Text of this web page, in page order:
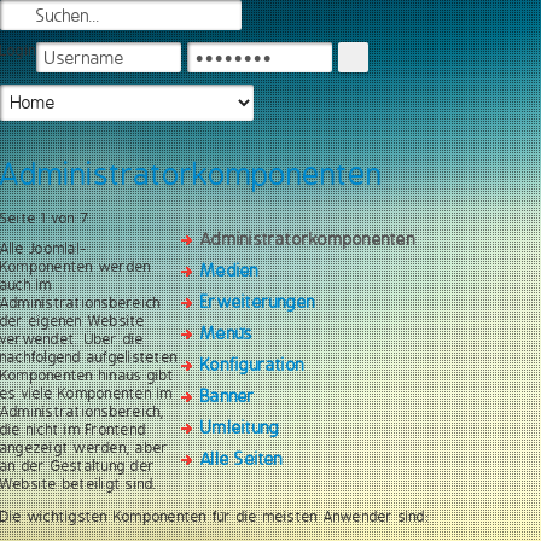
Login
Administratorkomponenten
Administratorkomponenten
Medien
Erweiterungen
Menüs
Konfiguration
Banner
Umleitung
Alle Seiten
Seite 1 von 7
Alle Joomla!-
Komponenten werden
auch im
Administrationsbereich
der eigenen Website
verwendet. Über die
nachfolgend aufgelisteten
Komponenten hinaus gibt
es viele Komponenten im
Administrationsbereich,
die nicht im Frontend
angezeigt werden, aber
an der Gestaltung der
Website beteiligt sind.
Die wichtigsten Komponenten für die meisten Anwender sind: